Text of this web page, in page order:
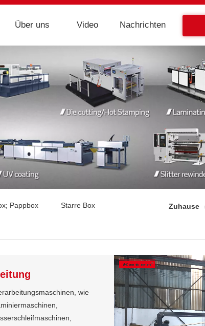
Über uns Video Nachrichten
Pappbox Starre Box Zuhause
wie